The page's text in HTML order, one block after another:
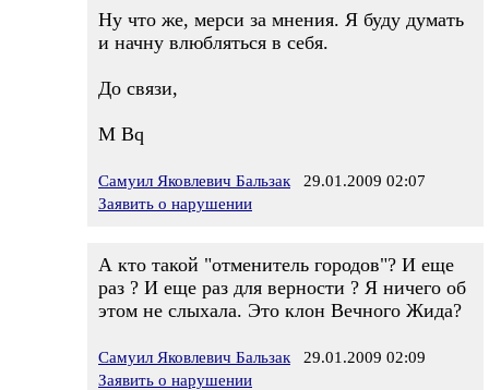
Ну что же, мерси за мнения. Я буду думать
и начну влюбляться в себя.
До связи,
M Bq
Самуил Яковлевич Бальзак 29.01.2009 02:07
Заявить о нарушении
А кто такой "отменитель городов"? И еще
раз ? И еще раз для верности ? Я ничего об
этом не слыхала. Это клон Вечного Жида?
Самуил Яковлевич Бальзак 29.01.2009 02:09
Заявить о нарушении